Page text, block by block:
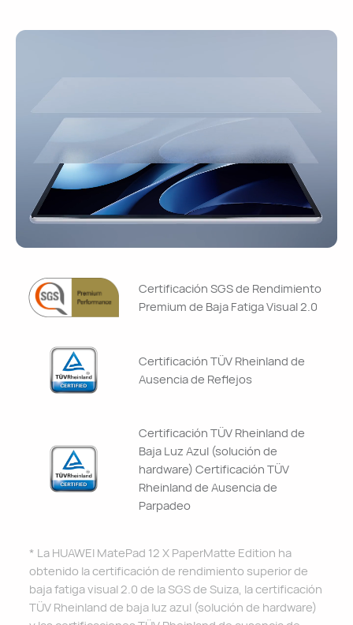
Certificación SGS de Rendimiento
Premium de Baja Fatiga Visual 2.0
Certificación TÜV Rheinland de
Ausencia de Reflejos
Certificación TÜV Rheinland de
Baja Luz Azul (solución de
hardware) Certificación TÜV
Rheinland de Ausencia de
Parpadeo
* La HUAWEI MatePad 12 X PaperMatte Edition ha
obtenido la certificación de rendimiento superior de
baja fatiga visual 2.0 de la SGS de Suiza, la certificación
TÜV Rheinland de baja luz azul (solución de hardware)